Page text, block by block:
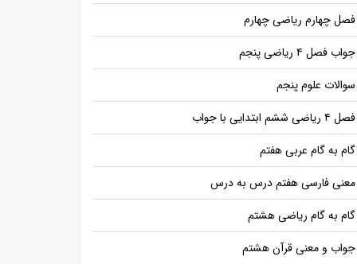
فصل چهارم ریاضی چهارم
جواب فصل ۴ ریاضی پنجم
سوالات علوم پنجم
فصل ۴ ریاضی ششم ابتدایی با جواب
گام به گام عربی هفتم
معنی فارسی هفتم درس به درس
گام به گام ریاضی هشتم
جواب و معنی قرآن هشتم